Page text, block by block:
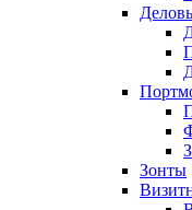
Зонты